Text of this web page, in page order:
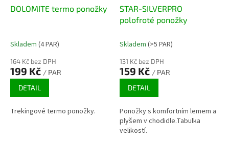
DOLOMITE termo ponožky
Skladem (4 PAR)
164 Kč bez DPH
199 Kč / PAR
DETAIL
Trekingové termo ponožky.
STAR-SILVERPRO
polofroté ponožky
Skladem (>5 PAR)
131 Kč bez DPH
159 Kč / PAR
DETAIL
Ponožky s komfortním lemem a
plyšem v chodidle.Tabulka
velikostí.